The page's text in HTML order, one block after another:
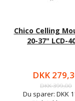
Chico Celling
20-37" LCD-
DKK
DKK 399,00
Du sparer: DKK